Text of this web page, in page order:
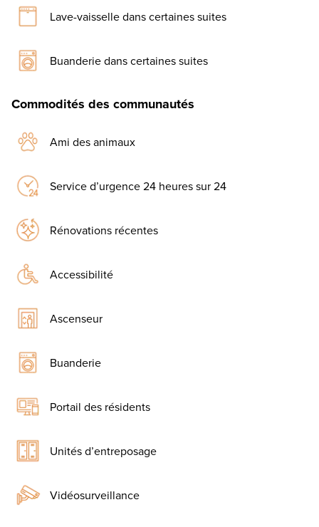
Lave-vaisselle dans certaines suites
Buanderie dans certaines suites
Commodités des communautés
Ami des animaux
Service d’urgence 24 heures sur 24
Rénovations récentes
Accessibilité
Ascenseur
Buanderie
Portail des résidents
Unités d’entreposage
Vidéosurveillance